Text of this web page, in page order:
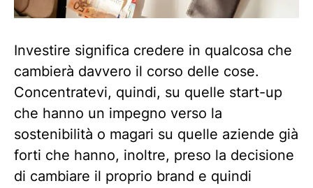
Investire significa credere in qualcosa che
cambierà davvero il corso delle cose.
Concentratevi, quindi, su quelle start-up
che hanno un impegno verso la
sostenibilità o magari su quelle aziende già
forti che hanno, inoltre, preso la decisione
di cambiare il proprio brand e quindi